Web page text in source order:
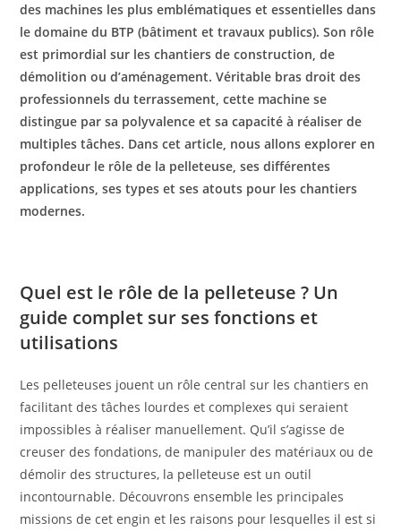
des machines les plus emblématiques et essentielles dans
le domaine du BTP (bâtiment et travaux publics). Son rôle
est primordial sur les chantiers de construction, de
démolition ou d’aménagement. Véritable bras droit des
professionnels du terrassement, cette machine se
distingue par sa polyvalence et sa capacité à réaliser de
multiples tâches. Dans cet article, nous allons explorer en
profondeur le rôle de la pelleteuse, ses différentes
applications, ses types et ses atouts pour les chantiers
modernes.
Quel est le rôle de la pelleteuse ? Un
guide complet sur ses fonctions et
utilisations
Les pelleteuses jouent un rôle central sur les chantiers en
facilitant des tâches lourdes et complexes qui seraient
impossibles à réaliser manuellement. Qu’il s’agisse de
creuser des fondations, de manipuler des matériaux ou de
démolir des structures, la pelleteuse est un outil
incontournable. Découvrons ensemble les principales
missions de cet engin et les raisons pour lesquelles il est si